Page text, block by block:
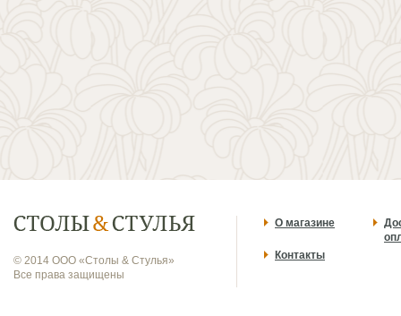
© 2014 ООО «Столы & Стулья»
Все права защищены
О магазине
Контакты